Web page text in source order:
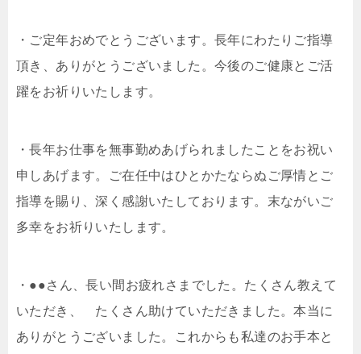
・ご定年おめでとうございます。長年にわたりご指導
頂き、ありがとうございました。今後のご健康とご活
躍をお祈りいたします。
・長年お仕事を無事勤めあげられましたことをお祝い
申しあげます。ご在任中はひとかたならぬご厚情とご
指導を賜り、深く感謝いたしております。末ながいご
多幸をお祈りいたします。
・●●さん、長い間お疲れさまでした。たくさん教えて
いただき、 たくさん助けていただきました。本当に
ありがとうございました。これからも私達のお手本と